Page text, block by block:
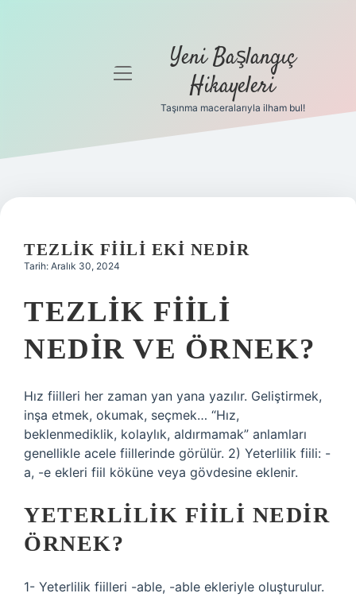
Gizlilik
Hakkımızda
menüyü
Yeni Başlangıç
Hikayeleri
Taşınma maceralarıyla ilham bul!
TEZLIK FIILI EKI NEDIR
Tarih: Aralık 30, 2024
TEZLIK FIILI
NEDIR VE ÖRNEK?
Hız fiilleri her zaman yan yana yazılır. Geliştirmek,
inşa etmek, okumak, seçmek… “Hız,
beklenmediklik, kolaylık, aldırmamak” anlamları
genellikle acele fiillerinde görülür. 2) Yeterlilik fiili: -
a, -e ekleri fiil köküne veya gövdesine eklenir.
YETERLILIK FIILI NEDIR
ÖRNEK?
1- Yeterlilik fiilleri -able, -able ekleriyle oluşturulur.